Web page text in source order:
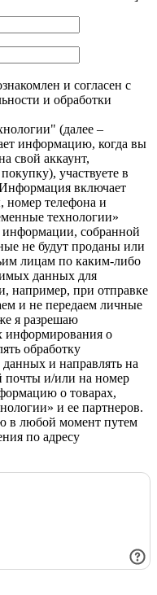
и согласен с
и обработки
(далее –
информацию, когда вы
свой аккаунт,
участвуете в
включает
номер телефона и
технологии»
информации, собранной
не будут проданы или
лицам по каким-либо
данных для
например, при отправке
и не передаем личные
я разрешаю
информирования о
обработку
и направлять на
почты и/или на номер
о товарах,
и ее партнеров.
в любой момент путем
по адресу